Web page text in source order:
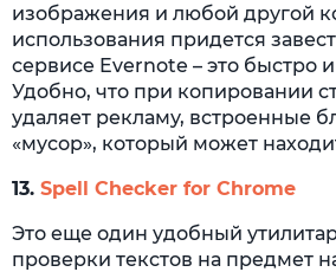
изображения и любой другой
использования придется
сервисе Evernote – это быстро
Удобно, что при копировании
удаляет рекламу, встроенные
«мусор», который может
13. Spell Checker for Chrome
Это еще один удобный
проверки текстов на предмет